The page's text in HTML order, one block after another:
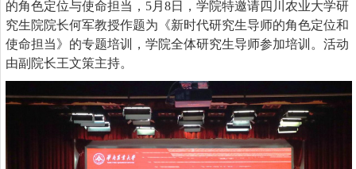
的角色定位与使命担当， 5月8日 ，学院特邀请四川农业大学研
究生院院长何军教授作题为 《新时代研究生导师的角色定位和
使命担当》 的专题培训， 学院全体研究生导师参加培训。活动
由副院长王文策主持。